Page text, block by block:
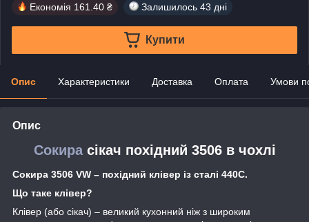
Економія 161.40 ₴ Залишилось 43 дні
Купити
Опис Характеристики Доставка Оплата Умови
Опис
Сокирасікач похідний 3506 в чохлі
Сокира 3506 VW – похідний клівер із сталі 440С.
Що таке клівер?
Клівер (або сікач) – великий кухонний ніж з широким